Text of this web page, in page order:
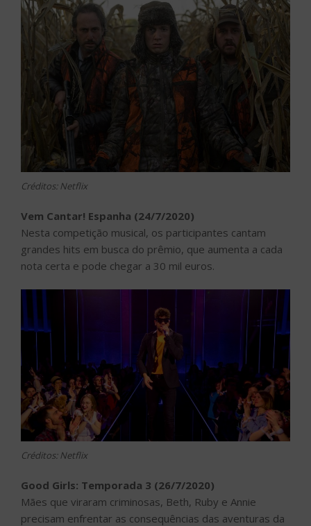
Créditos: Netflix
Vem Cantar! Espanha (24/7/2020)
Nesta competição musical, os participantes cantam
grandes hits em busca do prêmio, que aumenta a cada
nota certa e pode chegar a 30 mil euros.
Créditos: Netflix
Good Girls: Temporada 3 (26/7/2020)
Mães que viraram criminosas, Beth, Ruby e Annie
precisam enfrentar as consequências das aventuras da